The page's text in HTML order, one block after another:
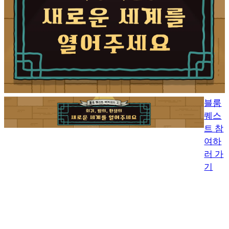
블룸
퀘스
트 참
여하
러 가
기